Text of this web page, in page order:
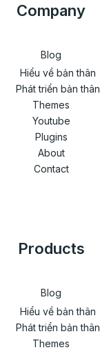
Company
Blog
Hiểu về bản thân
Phát triển bản thân
Themes
Youtube
Plugins
About
Contact
Products
Blog
Hiểu về bản thân
Phát triển bản thân
Themes